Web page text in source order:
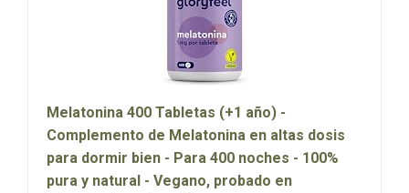
Melatonina 400 Tabletas (+1 año) -
Complemento de Melatonina en altas dosis
para dormir bien - Para 400 noches - 100%
pura y natural - Vegano, probado en